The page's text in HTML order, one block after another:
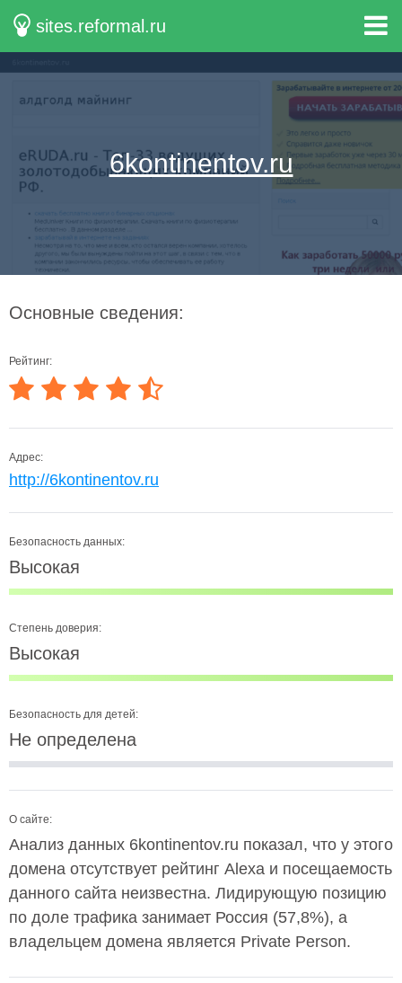
sites.reformal.ru
6kontinentov.ru
Основные сведения:
Рейтинг:
Адрес:
http://6kontinentov.ru
Безопасность данных:
Высокая
Степень доверия:
Высокая
Безопасность для детей:
Не определена
О сайте:
Анализ данных 6kontinentov.ru показал, что у этого
домена отсутствует рейтинг Alexa и посещаемость
данного сайта неизвестна. Лидирующую позицию
по доле трафика занимает Россия (57,8%), а
владельцем домена является Private Person.